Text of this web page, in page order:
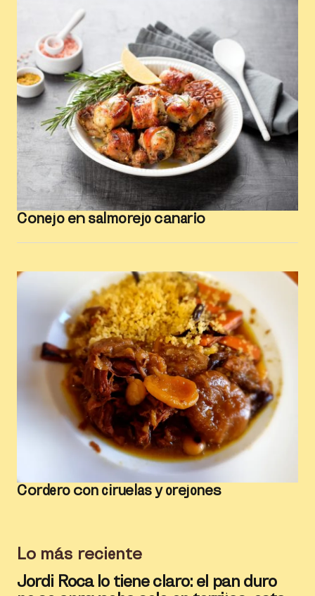
Conejo en salmorejo canario
Cordero con ciruelas y orejones
Lo más reciente
Jordi Roca lo tiene claro: el pan duro